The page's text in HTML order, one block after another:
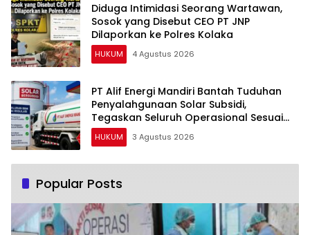
Diduga Intimidasi Seorang Wartawan,
Sosok yang Disebut CEO PT JNP
Dilaporkan ke Polres Kolaka
HUKUM 4 Agustus 2026
PT Alif Energi Mandiri Bantah Tuduhan
Penyalahgunaan Solar Subsidi,
Tegaskan Seluruh Operasional Sesuai
Regulasi
HUKUM 3 Agustus 2026
Popular Posts